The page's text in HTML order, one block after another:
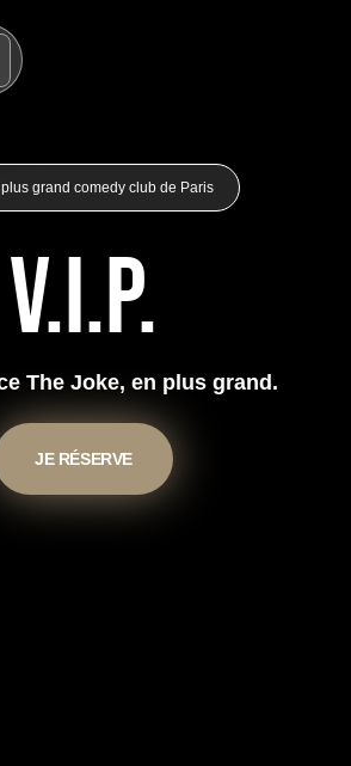
grand comedy club de Paris
V.I.P.
The Joke, en plus grand.
JE RÉSERVE